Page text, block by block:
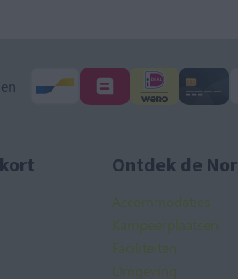
Ontdek de
Accommodaties
Kampeerplaatsen
Faciliteiten
Omgeving